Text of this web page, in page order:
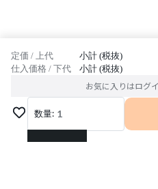
定価 / 上代 小計 (税抜)
仕入価格 / 下代 小計 (税抜)
お気に入りはログ
数量: 1
1